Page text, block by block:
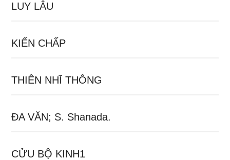
LUY LÂU
KIẾN CHẤP
THIÊN NHĨ THÔNG
ĐA VĂN; S. Shanada.
CỬU BỘ KINH1